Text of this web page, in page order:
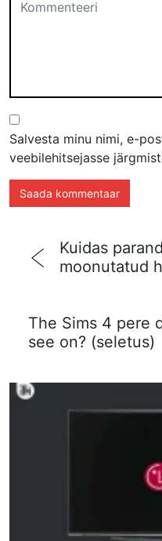
Salvesta minu nimi, e-
veebilehitsejasse
Kuidas
moonutatud
The Sims 4 pere
see on? (seletus)